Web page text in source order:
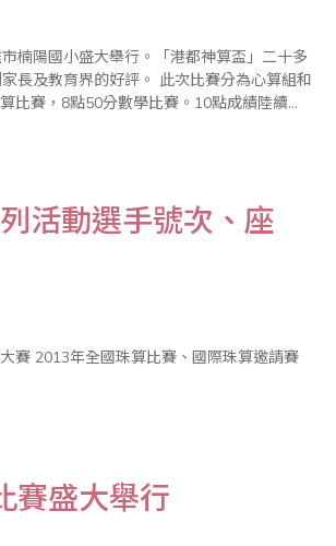
楠陽國小盛大舉行。「港都神算盃」二十多
。 此次比賽分為心算組和
比賽，8點50分數學比賽。10點成績陸續公
活動選手號次、座
賽盛大舉行